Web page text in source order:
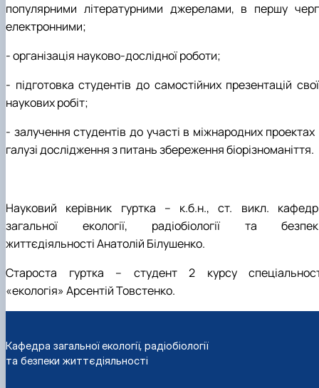
популярними літературними джерелами, в першу
електронними;
- організація науково-дослідної роботи;
- підготовка студентів до самостійних презентацій
наукових робіт;
- залучення студентів до участі в міжнародних проектах
галузі дослідження з питань збереження біорізноманіття.
Науковий керівник гуртка – к.б.н., ст. викл.
загальної екології, радіобіології та
життєдіяльності Анатолій Білушенко.
Староста гуртка – студент 2 курсу
«екологія» Арсентій Товстенко.
Кафедра загальної екології, радіобіології
та безпеки життєдіяльності